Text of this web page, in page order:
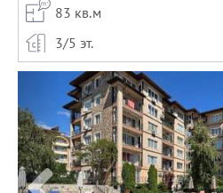
83 кв.м
3/5 эт.
Previous